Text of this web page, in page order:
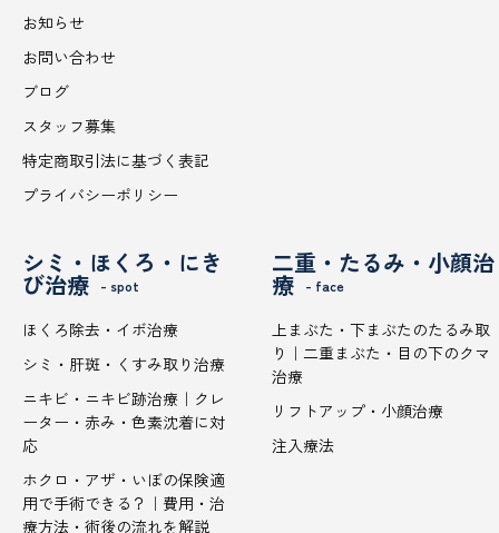
お知らせ
お問い合わせ
ブログ
スタッフ募集
特定商取引法に基づく表記
プライバシーポリシー
シミ・ほくろ・にき
び治療 - spot
ほくろ除去・イボ治療
シミ・肝斑・くすみ取り治療
ニキビ・ニキビ跡治療｜クレ
ーター・赤み・色素沈着に対
応
ホクロ・アザ・いぼの保険適
用で手術できる？｜費用・治
療方法・術後の流れを解説
二重・たるみ・小顔治
療 - face
上まぶた・下まぶたのたるみ取
り｜二重まぶた・目の下のクマ
治療
リフトアップ・小顔治療
注入療法